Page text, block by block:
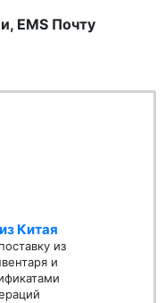
EMS Почту
Китая
из
и